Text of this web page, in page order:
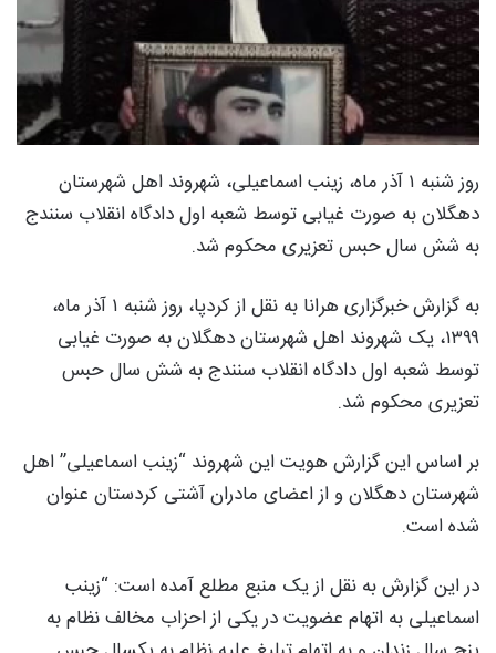
روز شنبه ۱ آذر ماه، زینب اسماعیلی، شهروند اهل شهرستان
دهگلان به صورت غیابی توسط شعبه اول دادگاه انقلاب سنندج
به شش سال حبس تعزیری محکوم شد.
به گزارش خبرگزاری هرانا به نقل از کردپا، روز شنبه ۱ آذر ماه،
۱۳۹۹، یک شهروند اهل شهرستان دهگلان به صورت غیابی
توسط شعبه اول دادگاه انقلاب سنندج به شش سال حبس
تعزیری محکوم شد.
بر اساس این گزارش هویت این شهروند “زینب اسماعیلی” اهل
شهرستان دهگلان و از اعضای مادران آشتی کردستان عنوان
شده است.
در این گزارش به نقل از یک منبع مطلع آمده است: “زینب
اسماعیلی به اتهام عضویت در یکی از احزاب مخالف نظام به